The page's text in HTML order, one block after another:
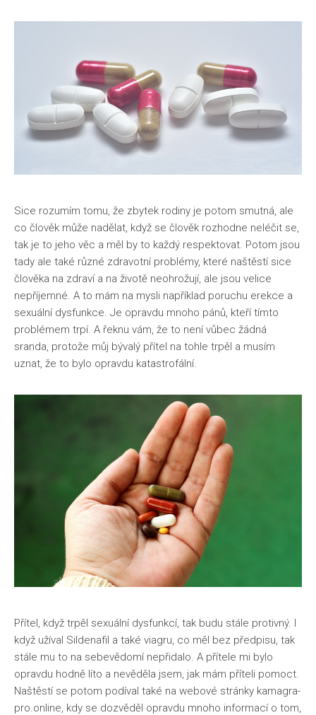
Sice rozumím tomu, že zbytek rodiny je potom smutná, ale
co člověk může nadělat, když se člověk rozhodne neléčit se,
tak je to jeho věc a měl by to každý respektovat. Potom jsou
tady ale také různé zdravotní problémy, které naštěstí sice
člověka na zdraví a na životě neohrožují, ale jsou velice
nepříjemné. A to mám na mysli například poruchu erekce a
sexuální dysfunkce. Je opravdu mnoho pánů, kteří tímto
problémem trpí. A řeknu vám, že to není vůbec žádná
sranda, protože můj bývalý přítel na tohle trpěl a musím
uznat, že to bylo opravdu katastrofální.
Přítel, když trpěl sexuální dysfunkcí, tak budu stále protivný. I
když užíval Sildenafil a také viagru, co měl bez předpisu, tak
stále mu to na sebevědomí nepřidalo. A přítele mi bylo
opravdu hodně líto a nevěděla jsem, jak mám příteli pomoct.
Naštěstí se potom podíval také na webové stránky kamagra-
pro.online, kdy se dozvěděl opravdu mnoho informací o tom,